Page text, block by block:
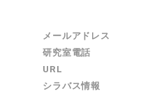
メールアドレス
研究室電話
URL
シラバス情報